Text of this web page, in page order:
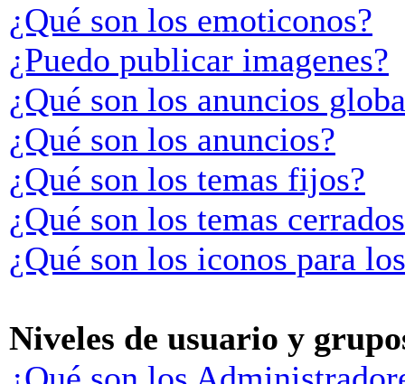
¿Qué son los emoticonos?
¿Puedo publicar imagenes?
¿Qué son los anuncios
¿Qué son los anuncios?
¿Qué son los temas fijos?
¿Qué son los temas
¿Qué son los iconos para
Niveles de usuario y